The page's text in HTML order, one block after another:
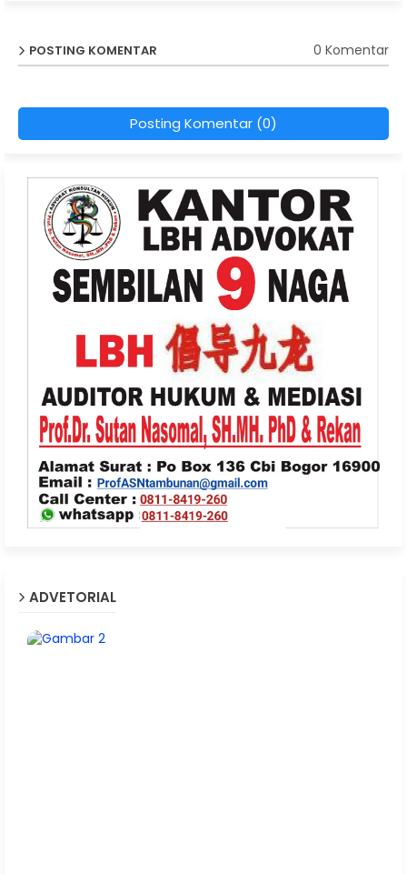
POSTING KOMENTAR 0 Komentar
Posting Komentar (0)
ADVETORIAL